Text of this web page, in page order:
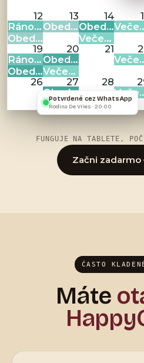
12
Ráno: 4
Obed: 7
13
Obed: 2
14
Obed: 4
Večer: 9
19
Ráno: 15
Obed: 15
20
Obed: 2
Večer: 2
21
26
27
Obed: 3
28
Potvrdené cez WhatsApp
Rodina De Vries · 20:00
FUNGUJE NA TABLETE,
Začni
ČASTO
Máte